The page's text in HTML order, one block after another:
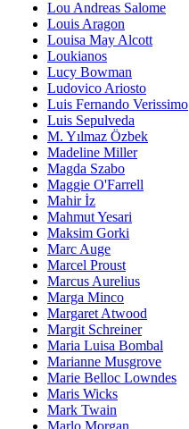
Lou Andreas Salome
Louis Aragon
Louisa May Alcott
Loukianos
Lucy Bowman
Ludovico Ariosto
Luis Fernando Verissimo
Luis Sepulveda
M. Yılmaz Özbek
Madeline Miller
Magda Szabo
Maggie O'Farrell
Mahir İz
Mahmut Yesari
Maksim Gorki
Marc Auge
Marcel Proust
Marcus Aurelius
Marga Minco
Margaret Atwood
Margit Schreiner
Maria Luisa Bombal
Marianne Musgrove
Marie Belloc Lowndes
Maris Wicks
Mark Twain